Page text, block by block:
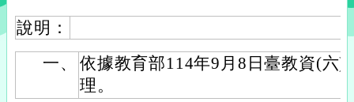
說明：
一、
依據教育部114年9月8日臺教資(六)
理。